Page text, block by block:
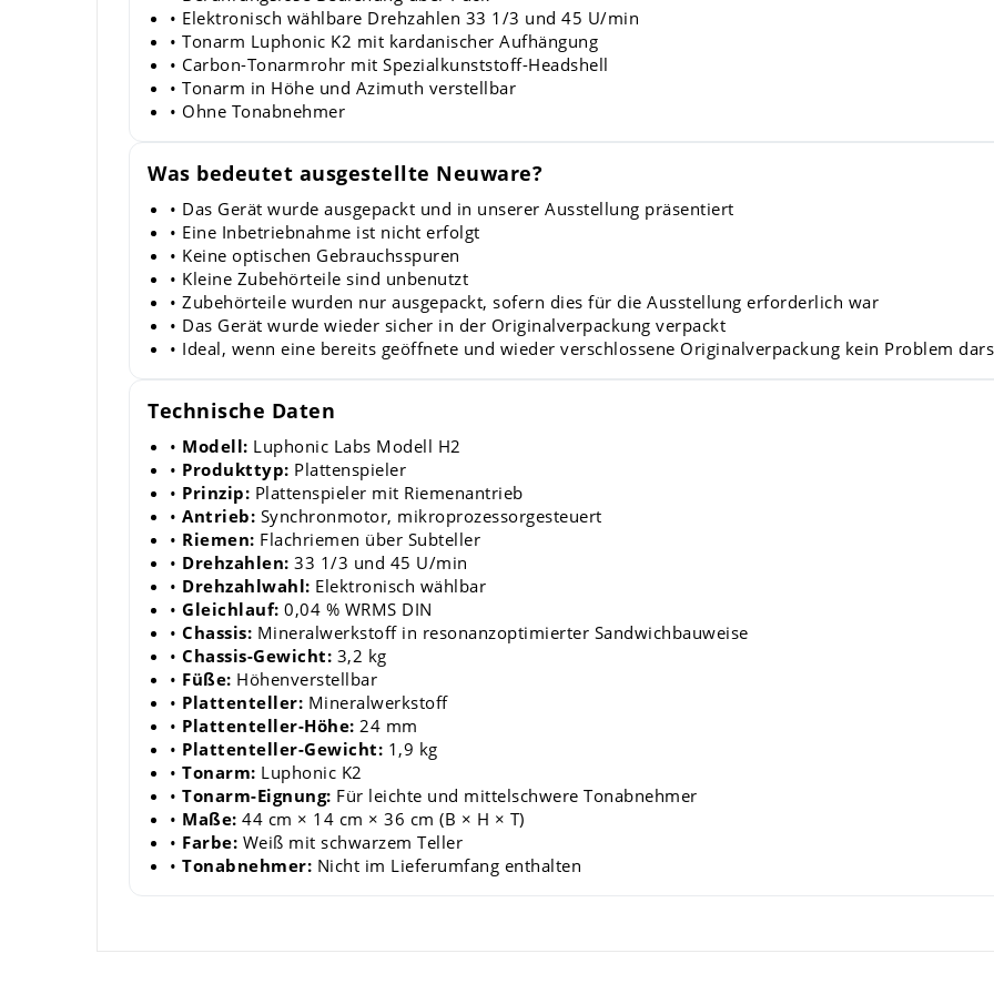
• Elektronisch wählbare Drehzahlen 33 1/3 und 45 U/min
• Tonarm Luphonic K2 mit kardanischer Aufhängung
• Carbon-Tonarmrohr mit Spezialkunststoff-Headshell
• Tonarm in Höhe und Azimuth verstellbar
• Ohne Tonabnehmer
Was bedeutet ausgestellte Neuware?
• Das Gerät wurde ausgepackt und in unserer Ausstellung präsentiert
• Eine Inbetriebnahme ist nicht erfolgt
• Keine optischen Gebrauchsspuren
• Kleine Zubehörteile sind unbenutzt
• Zubehörteile wurden nur ausgepackt, sofern dies für die Ausstellung erforderlich war
• Das Gerät wurde wieder sicher in der Originalverpackung verpackt
• Ideal, wenn eine bereits geöffnete und wieder verschlossene Originalverpackung kein Problem
Technische Daten
• Modell: Luphonic Labs Modell H2
• Produkttyp: Plattenspieler
• Prinzip: Plattenspieler mit Riemenantrieb
• Antrieb: Synchronmotor, mikroprozessorgesteuert
• Riemen: Flachriemen über Subteller
• Drehzahlen: 33 1/3 und 45 U/min
• Drehzahlwahl: Elektronisch wählbar
• Gleichlauf: 0,04 % WRMS DIN
• Chassis: Mineralwerkstoff in resonanzoptimierter Sandwichbauweise
• Chassis-Gewicht: 3,2 kg
• Füße: Höhenverstellbar
• Plattenteller: Mineralwerkstoff
• Plattenteller-Höhe: 24 mm
• Plattenteller-Gewicht: 1,9 kg
• Tonarm: Luphonic K2
• Tonarm-Eignung: Für leichte und mittelschwere Tonabnehmer
• Maße: 44 cm × 14 cm × 36 cm (B × H × T)
• Farbe: Weiß mit schwarzem Teller
• Tonabnehmer: Nicht im Lieferumfang enthalten